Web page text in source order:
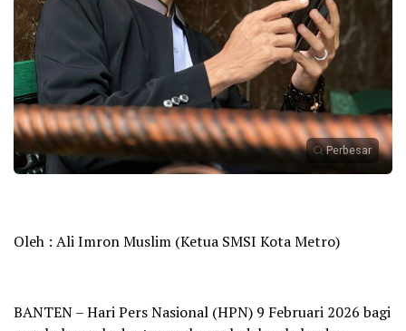
Perbesar
Oleh : Ali Imron Muslim (Ketua SMSI Kota Metro)
BANTEN – Hari Pers Nasional (HPN) 9 Februari 2026 bagi